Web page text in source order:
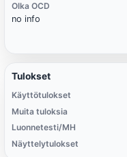
Olka OCD
no info
Tulokset
Käyttötulokset
Muita tuloksia
Luonnetesti/MH
Näyttelytulokset